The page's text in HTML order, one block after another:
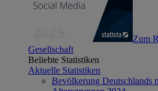
Zum
Gesellschaft
Beliebte Statistiken
Aktuelle Statistiken
Bevölkerung Deutschlands